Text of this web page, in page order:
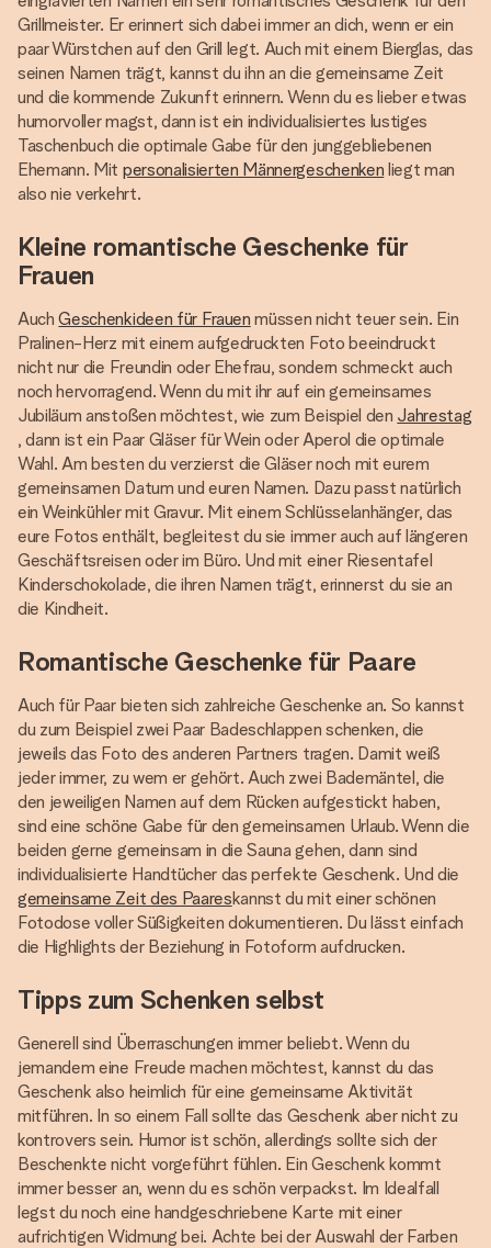
Grillmeister. Er erinnert sich dabei immer an dich, wenn er ein
paar Würstchen auf den Grill legt. Auch mit einem Bierglas, das
seinen Namen trägt, kannst du ihn an die gemeinsame Zeit
und die kommende Zukunft erinnern. Wenn du es lieber etwas
humorvoller magst, dann ist ein individualisiertes lustiges
Taschenbuch die optimale Gabe für den junggebliebenen
Ehemann. Mit personalisierten Männergeschenken liegt man
also nie verkehrt.
Kleine romantische Geschenke für
Frauen
AuchGeschenkideen für Frauen müssen nicht teuer sein. Ein
Pralinen-Herz mit einem aufgedruckten Foto beeindruckt
nicht nur die Freundin oder Ehefrau, sondern schmeckt auch
noch hervorragend. Wenn du mit ihr auf ein gemeinsames
Jubiläum anstoßen möchtest, wie zum Beispiel den Jahrestag
, dann ist ein Paar Gläser für Wein oder Aperol die optimale
Wahl. Am besten du verzierst die Gläser noch mit eurem
gemeinsamen Datum und euren Namen. Dazu passt natürlich
ein Weinkühler mit Gravur. Mit einem Schlüsselanhänger, das
eure Fotos enthält, begleitest du sie immer auch auf längeren
Geschäftsreisen oder im Büro. Und mit einer Riesentafel
Kinderschokolade, die ihren Namen trägt, erinnerst du sie an
die Kindheit.
Romantische Geschenke für Paare
Auch für Paar bieten sich zahlreiche Geschenke an. So kannst
du zum Beispiel zwei Paar Badeschlappen schenken, die
jeweils das Foto des anderen Partners tragen. Damit weiß
jeder immer, zu wem er gehört. Auch zwei Bademäntel, die
den jeweiligen Namen auf dem Rücken aufgestickt haben,
sind eine schöne Gabe für den gemeinsamen Urlaub. Wenn die
beiden gerne gemeinsam in die Sauna gehen, dann sind
individualisierte Handtücher das perfekte Geschenk. Und die
gemeinsame Zeit des Paareskannst du mit einer schönen
Fotodose voller Süßigkeiten dokumentieren. Du lässt einfach
die Highlights der Beziehung in Fotoform aufdrucken.
Tipps zum Schenken selbst
Generell sind Überraschungen immer beliebt. Wenn du
jemandem eine Freude machen möchtest, kannst du das
Geschenk also heimlich für eine gemeinsame Aktivität
mitführen. In so einem Fall sollte das Geschenk aber nicht zu
kontrovers sein. Humor ist schön, allerdings sollte sich der
Beschenkte nicht vorgeführt fühlen. Ein Geschenk kommt
immer besser an, wenn du es schön verpackst. Im Idealfall
legst du noch eine handgeschriebene Karte mit einer
aufrichtigen Widmung bei. Achte bei der Auswahl der Farben